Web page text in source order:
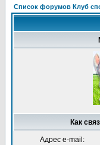
Список форумов Клуб
Как
Адрес e-mail: